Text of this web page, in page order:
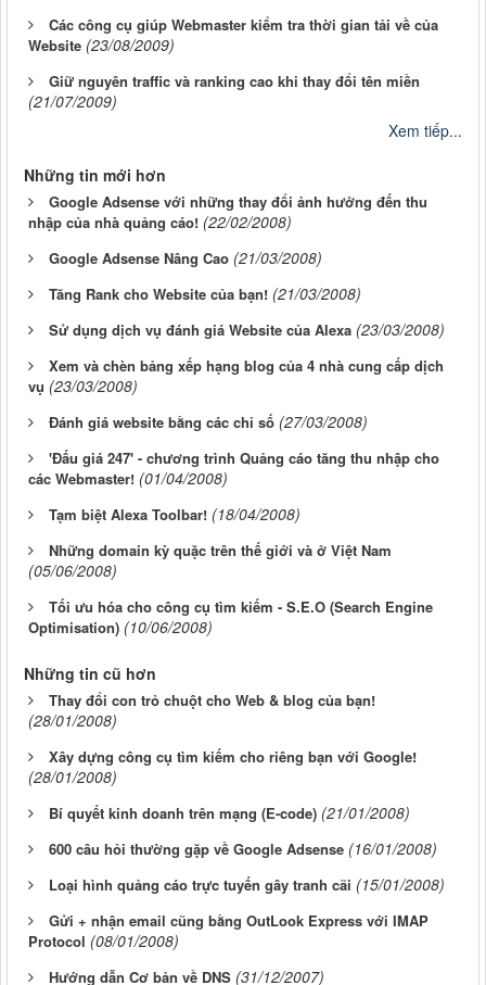
Các công cụ giúp Webmaster kiểm tra thời gian tải về của
Website (23/08/2009)
Giữ nguyên traffic và ranking cao khi thay đổi tên miền
(21/07/2009)
Xem tiếp...
Những tin mới hơn
Google Adsense với những thay đổi ảnh hưởng đến thu
nhập của nhà quảng cáo! (22/02/2008)
Google Adsense Nâng Cao (21/03/2008)
Tăng Rank cho Website của bạn! (21/03/2008)
Sử dụng dịch vụ đánh giá Website của Alexa (23/03/2008)
Xem và chèn bảng xếp hạng blog của 4 nhà cung cấp dịch
vụ (23/03/2008)
Đánh giá website bằng các chỉ số (27/03/2008)
'Đấu giá 247' - chương trình Quảng cáo tăng thu nhập cho
các Webmaster! (01/04/2008)
Tạm biệt Alexa Toolbar! (18/04/2008)
Những domain kỳ quặc trên thế giới và ở Việt Nam
(05/06/2008)
Tối ưu hóa cho công cụ tìm kiếm - S.E.O (Search Engine
Optimisation) (10/06/2008)
Những tin cũ hơn
Thay đổi con trỏ chuột cho Web & blog của bạn!
(28/01/2008)
Xây dựng công cụ tìm kiếm cho riêng bạn với Google!
(28/01/2008)
Bí quyết kinh doanh trên mạng (E-code) (21/01/2008)
600 câu hỏi thường gặp về Google Adsense (16/01/2008)
Loại hình quảng cáo trực tuyến gây tranh cãi (15/01/2008)
Gửi + nhận email cũng bằng OutLook Express với IMAP
Protocol (08/01/2008)
Hướng dẫn Cơ bản về DNS (31/12/2007)